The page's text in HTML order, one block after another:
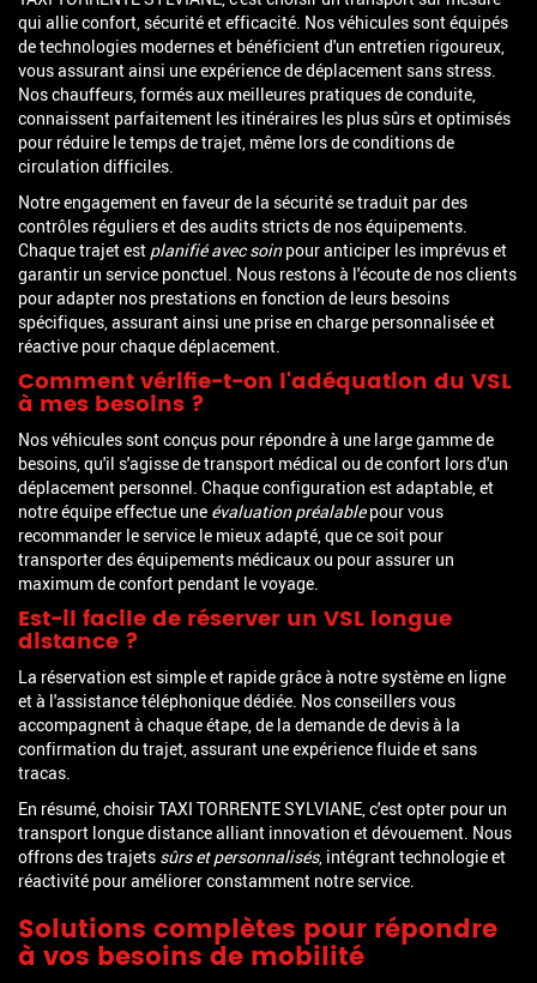
qui allie confort, sécurité et efficacité. Nos véhicules sont équipés
de technologies modernes et bénéficient d'un entretien rigoureux,
vous assurant ainsi une expérience de déplacement sans stress.
Nos chauffeurs, formés aux meilleures pratiques de conduite,
connaissent parfaitement les itinéraires les plus sûrs et optimisés
pour réduire le temps de trajet, même lors de conditions de
circulation difficiles.
Notre engagement en faveur de la sécurité se traduit par des
contrôles réguliers et des audits stricts de nos équipements.
Chaque trajet est planifié avec soinpour anticiper les imprévus et
garantir un service ponctuel. Nous restons à l'écoute de nos clients
pour adapter nos prestations en fonction de leurs besoins
spécifiques, assurant ainsi une prise en charge personnalisée et
réactive pour chaque déplacement.
Comment vérifie-t-on l'adéquation du VSL
à mes besoins ?
Nos véhicules sont conçus pour répondre à une large gamme de
besoins, qu'il s'agisse de transport médical ou de confort lors d'un
déplacement personnel. Chaque configuration est adaptable, et
notre équipe effectue une évaluation préalablepour vous
recommander le service le mieux adapté, que ce soit pour
transporter des équipements médicaux ou pour assurer un
maximum de confort pendant le voyage.
Est-il facile de réserver un VSL longue
distance ?
La réservation est simple et rapide grâce à notre système en ligne
et à l'assistance téléphonique dédiée. Nos conseillers vous
accompagnent à chaque étape, de la demande de devis à la
confirmation du trajet, assurant une expérience fluide et sans
tracas.
En résumé, choisir TAXI TORRENTE SYLVIANE, c'est opter pour un
transport longue distance alliant innovation et dévouement. Nous
offrons des trajets sûrs et personnalisés, intégrant technologie et
réactivité pour améliorer constamment notre service.
Solutions complètes pour répondre
à vos besoins de mobilité